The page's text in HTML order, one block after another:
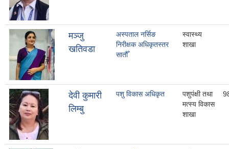
मञ्जु
खतिवडा
अस्पताल नर्सिङ
निरीक्षक अधिकृतस्तर
सातौँ
स्वास्थ्य
शाखा
देवी कुमारी
लिम्बु
पशु विकास अधिकृत
पशुपंक्षी तथा
मत्स्य विकास
शाखा